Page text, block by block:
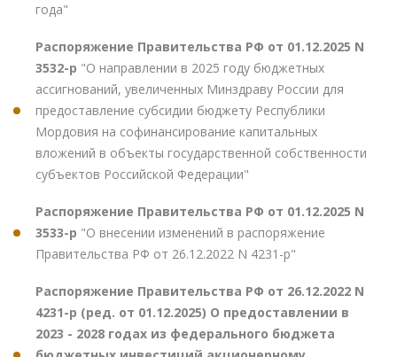
года"
Распоряжение Правительства РФ от 01.12.2025 N
3532-р "О направлении в 2025 году бюджетных
ассигнований, увеличенных Минздраву России для
предоставление субсидии бюджету Республики
Мордовия на софинансирование капитальных
вложений в объекты государственной собственности
субъектов Российской Федерации"
Распоряжение Правительства РФ от 01.12.2025 N
3533-р "О внесении изменений в распоряжение
Правительства РФ от 26.12.2022 N 4231-р"
Распоряжение Правительства РФ от 26.12.2022 N
4231-р (ред. от 01.12.2025) О предоставлении в
2023 - 2028 годах из федерального бюджета